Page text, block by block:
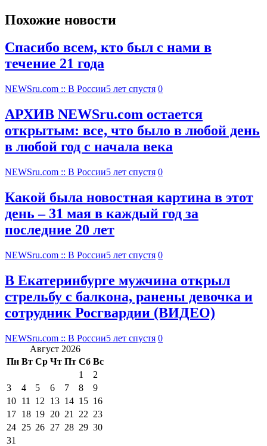
Похожие новости
Спасибо всем, кто был с нами в
течение 21 года
NEWSru.com :: В России5 лет спустя 0
АРХИВ NEWSru.com остается
открытым: все, что было в любой день
в любой год с начала века
NEWSru.com :: В России5 лет спустя 0
Какой была новостная картина в этот
день – 31 мая в каждый год за
последние 20 лет
NEWSru.com :: В России5 лет спустя 0
В Екатеринбурге мужчина открыл
стрельбу с балкона, ранены девочка и
сотрудник Росгвардии (ВИДЕО)
NEWSru.com :: В России5 лет спустя 0
Август 2026
Пн Вт Ср Чт Пт Сб Вс
1
2
3
4 5 6 7 8
9
10 11 12 13 14 15 16
17 18 19 20 21 22 23
24 25 26 27 28 29 30
31